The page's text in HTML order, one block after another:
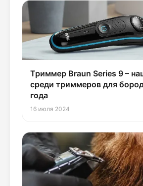
Триммер Braun Series 9 –
среди триммеров для
года
16 июля 2024